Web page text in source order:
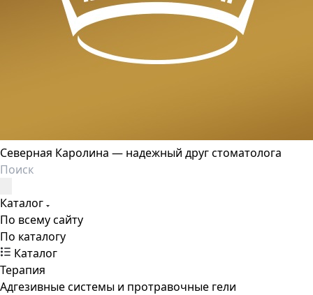
Северная Каролина — надежный друг стоматолога
Каталог
По всему сайту
По каталогу
Каталог
Терапия
Адгезивные системы и протравочные гели